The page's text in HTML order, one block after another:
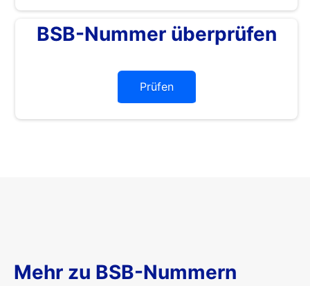
BSB-Nummer überprüfen
Prüfen
Mehr zu BSB-Nummern